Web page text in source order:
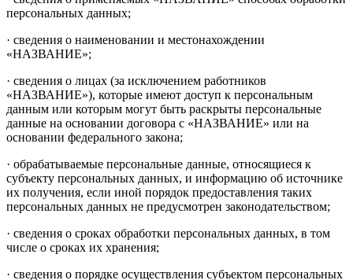
персональных данных;
· сведения о наименовании и местонахождении
«НАЗВАНИЕ»;
· сведения о лицах (за исключением работников
«НАЗВАНИЕ»), которые имеют доступ к персональным
данным или которым могут быть раскрыты персональные
данные на основании договора с «НАЗВАНИЕ» или на
основании федерального закона;
· обрабатываемые персональные данные, относящиеся к
субъекту персональных данных, и информацию об источнике
их получения, если иной порядок предоставления таких
персональных данных не предусмотрен законодательством;
· сведения о сроках обработки персональных данных, в том
числе о сроках их хранения;
· сведения о порядке осуществления субъектом персональных